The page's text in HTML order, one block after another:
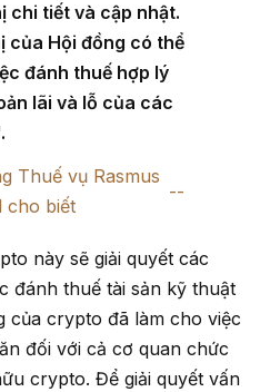
chi tiết và cập nhật.
của Hội đồng có thể
đánh thuế hợp lý
lãi và lỗ của các
Thuế vụ Rasmus
cho biết
này sẽ giải quyết các
đánh thuế tài sản kỹ thuật
của crypto đã làm cho việc
đối với cả cơ quan chức
crypto. Để giải quyết vấn